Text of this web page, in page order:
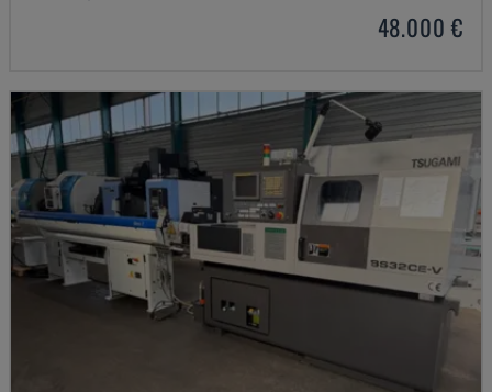
48.000 €